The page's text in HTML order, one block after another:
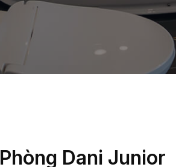
Phòng Dani Junior